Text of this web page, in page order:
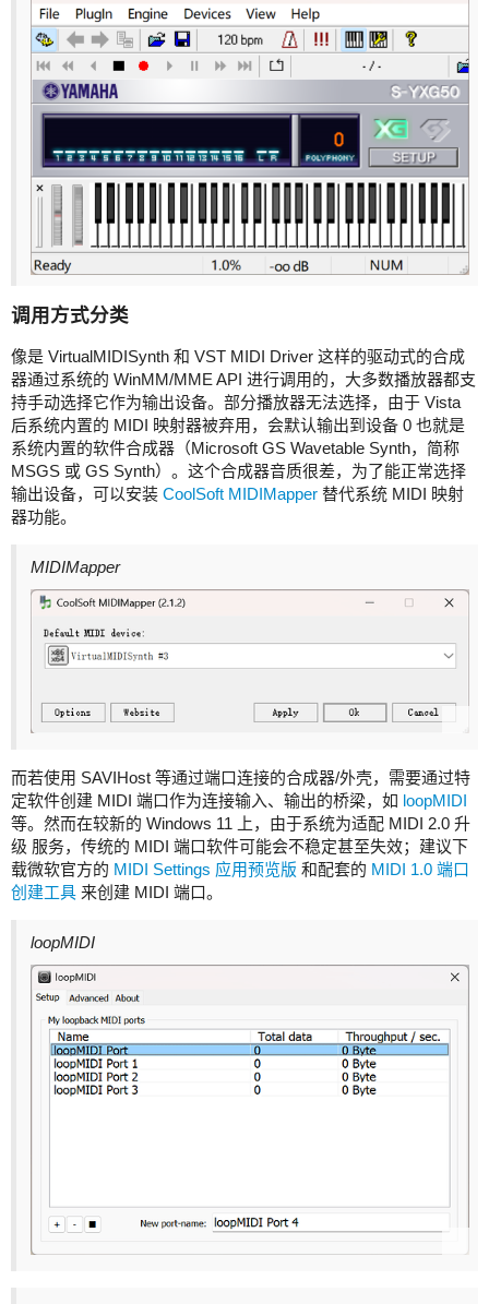
调用方式分类
像是 VirtualMIDISynth 和 VST MIDI Driver 这样的驱动式的合成
器通过系统的 WinMM/MME API 进行调用的，大多数播放器都支
持手动选择它作为输出设备。部分播放器无法选择，由于 Vista
后系统内置的 MIDI 映射器被弃用，会默认输出到设备 0 也就是
系统内置的软件合成器（Microsoft GS Wavetable Synth，简称
MSGS 或 GS Synth）。这个合成器音质很差，为了能正常选择
输出设备，可以安装 CoolSoft MIDIMapper 替代系统 MIDI 映射
器功能。
MIDIMapper
而若使用 SAVIHost 等通过端口连接的合成器/外壳，需要通过特
定软件创建 MIDI 端口作为连接输入、输出的桥梁，如 loopMIDI
等。然而在较新的 Windows 11 上，由于系统为适配 MIDI 2.0 升
级 服务，传统的 MIDI 端口软件可能会不稳定甚至失效；建议下
载微软官方的 MIDI Settings 应用预览版 和配套的 MIDI 1.0 端口
创建工具 来创建 MIDI 端口。
loopMIDI